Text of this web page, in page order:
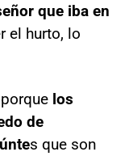
que iba en
el hurto, lo
los
de
s que son